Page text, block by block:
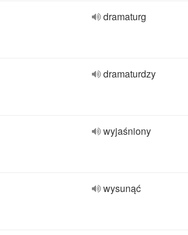
dramaturg
dramaturdzy
wyjaśniony
wysunąć